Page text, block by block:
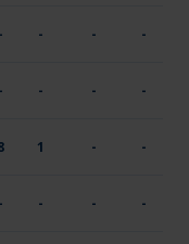
- - - -
- - - -
1 - -
- - - -